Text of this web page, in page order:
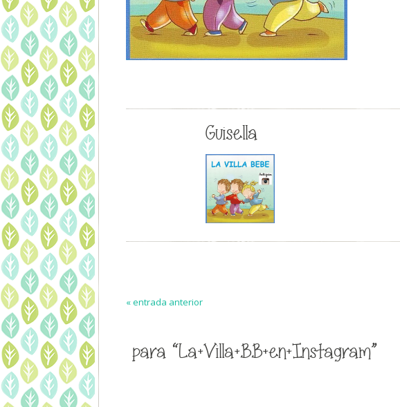
Guisella
« entrada anterior
para “La+Villa+BB+en+Instagram”